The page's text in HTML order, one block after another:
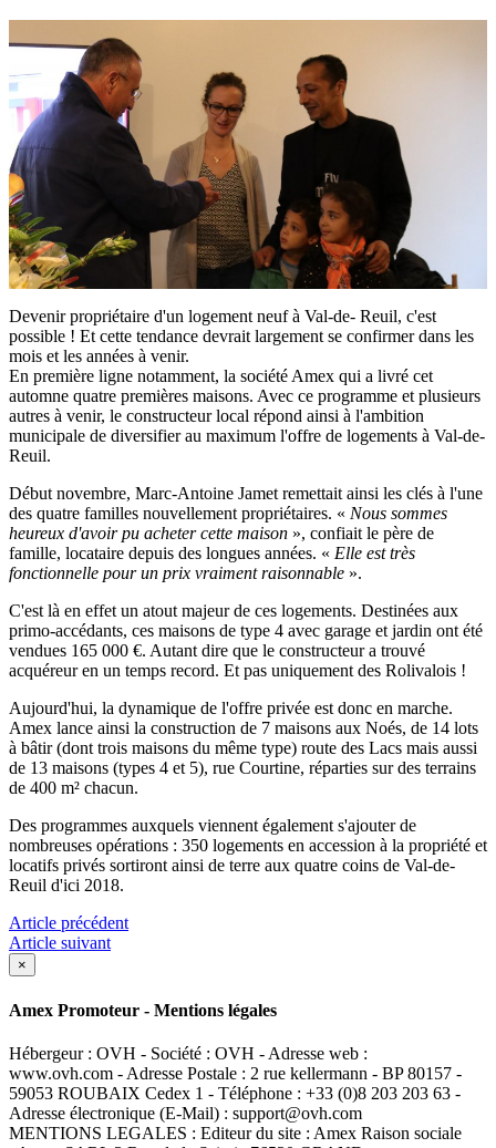
Devenir propriétaire d'un logement neuf à Val-de- Reuil, c'est
possible ! Et cette tendance devrait largement se confirmer dans les
mois et les années à venir.
En première ligne notamment, la société Amex qui a livré cet
automne quatre premières maisons. Avec ce programme et plusieurs
autres à venir, le constructeur local répond ainsi à l'ambition
municipale de diversifier au maximum l'offre de logements à Val-de-
Reuil.
Début novembre, Marc-Antoine Jamet remettait ainsi les clés à l'une
des quatre familles nouvellement propriétaires. « Nous sommes
heureux d'avoir pu acheter cette maison », confiait le père de
famille, locataire depuis des longues années. « Elle est très
fonctionnelle pour un prix vraiment raisonnable ».
C'est là en effet un atout majeur de ces logements. Destinées aux
primo-accédants, ces maisons de type 4 avec garage et jardin ont été
vendues 165 000 €. Autant dire que le constructeur a trouvé
acquéreur en un temps record. Et pas uniquement des Rolivalois !
Aujourd'hui, la dynamique de l'offre privée est donc en marche.
Amex lance ainsi la construction de 7 maisons aux Noés, de 14 lots
à bâtir (dont trois maisons du même type) route des Lacs mais aussi
de 13 maisons (types 4 et 5), rue Courtine, réparties sur des terrains
de 400 m² chacun.
Des programmes auxquels viennent également s'ajouter de
nombreuses opérations : 350 logements en accession à la propriété et
locatifs privés sortiront ainsi de terre aux quatre coins de Val-de-
Reuil d'ici 2018.
Article précédent
Article suivant
×
Amex Promoteur - Mentions légales
Hébergeur : OVH - Société : OVH - Adresse web :
www.ovh.com - Adresse Postale : 2 rue kellermann - BP 80157 -
59053 ROUBAIX Cedex 1 - Téléphone : +33 (0)8 203 203 63 -
Adresse électronique (E-Mail) : support@ovh.com
MENTIONS LEGALES : Editeur du site : Amex Raison sociale